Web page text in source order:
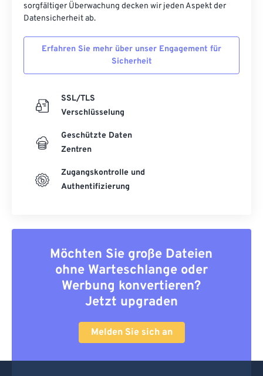
sorgfältiger Überwachung decken wir jeden Aspekt der
Datensicherheit ab.
Erfahren Sie mehr über unser Engagement für
Sicherheit
SSL/TLS
Verschlüsselung
Geschützte Daten
Zentren
Zugangskontrolle und
Authentifizierung
Möchten Sie große Dateien
ohne Warteschlange oder
Werbung konvertieren?
Jetzt upgraden
Melden Sie sich an